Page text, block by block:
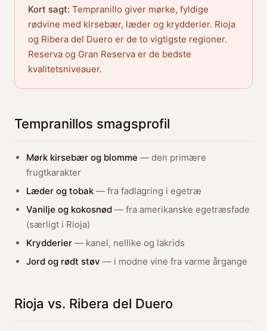
Kort sagt: Tempranillo giver mørke, fyldige
rødvine med kirsebær, læder og krydderier. Rioja
og Ribera del Duero er de to vigtigste regioner.
Reserva og Gran Reserva er de bedste
kvalitetsniveauer.
Tempranillos smagsprofil
Mørk kirsebær og blomme — den primære
frugtkarakter
Læder og tobak — fra fadlagring i egetræ
Vanilje og kokosnød — fra amerikanske egetræsfade
(særligt i Rioja)
Krydderier — kanel, nellike og lakrids
Jord og rødt støv — i modne vine fra varme årgange
Rioja vs. Ribera del Duero